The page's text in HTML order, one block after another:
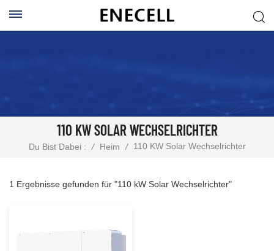
110 KW SOLAR WECHSELRICHTER
Du Bist Dabei : / Heim / 110 KW Solar Wechselrichter
1 Ergebnisse gefunden für "110 kW Solar Wechselrichter"